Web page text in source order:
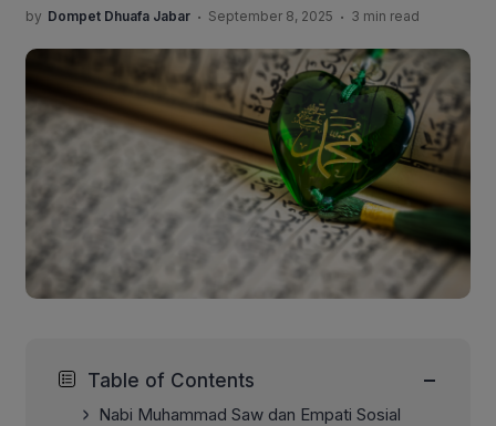
by Dompet Dhuafa Jabar . September 8, 2025 . 3 min read
Table of Contents −
Nabi Muhammad Saw dan Empati Sosial